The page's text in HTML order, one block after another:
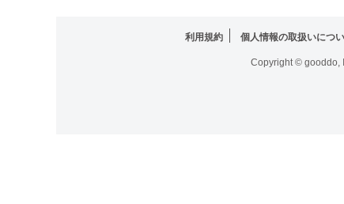
利用規約 個人情報の取扱いにつ
Copyright © gooddo,